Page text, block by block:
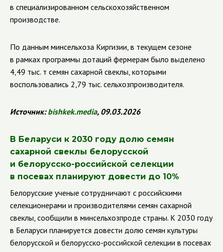
в специализированном сельскохозяйственном
производстве.
По данным минсельхоза Киргизии, в текущем сезоне
в рамках программы дотаций фермерам было выделено
4,49 тыс. т семян сахарной свеклы, которыми
воспользовались 2,79 тыс. сельхозпроизводителя.
Источник:bishkek.media, 09.03.2026
В Беларуси к 2030 году долю семян
сахарной свеклы белорусской
и белорусско-российской селекции
в посевах планируют довести до 10%
Белорусские ученые сотрудничают с российскими
селекционерами и производителями семян сахарной
свеклы, сообщили в минсельхозпроде страны. К 2030 году
в Беларуси планируется довести долю семян культуры
белорусской и белорусско-российской селекции в посевах